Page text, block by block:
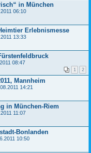
in München
06:10
Erlebnismesse
13:33
08:47
1 2
Mannheim
14:21
in München-Riem
11:07
Bonlanden
10:50